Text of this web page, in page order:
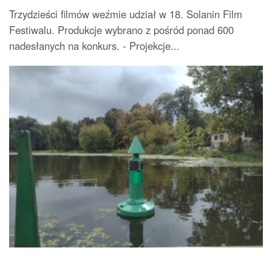
Trzydzieści filmów weźmie udział w 18. Solanin Film
Festiwalu. Produkcje wybrano z pośród ponad 600
nadesłanych na konkurs. - Projekcje...